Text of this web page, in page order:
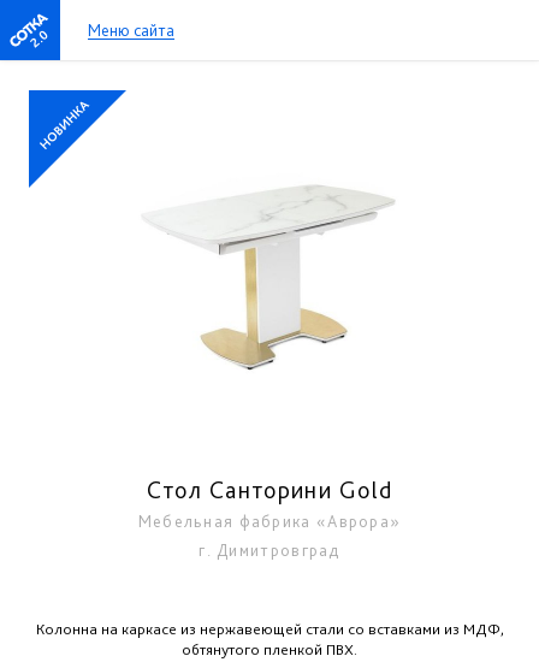
2.0 Меню сайта
Стол Санторини Gold
Мебельная фабрика «Аврора»
г. Димитровград
Колонна на каркасе из нержавеющей стали со вставками из МДФ,
обтянутого пленкой ПВХ.